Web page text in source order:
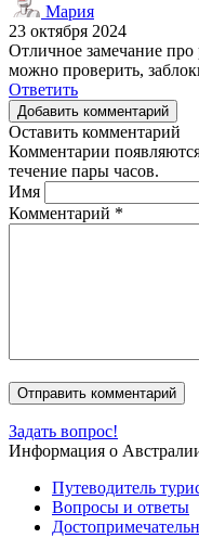
Мария
23 октября 2024
Отличное замечание
можно проверить,
Ответить
Добавить комментарий
Оставить комментарий
Комментарии
течение пары часов.
Имя
Комментарий *
Задать вопрос!
Информация о
Путеводитель
Вопросы и ответы